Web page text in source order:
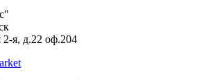
2-я, д.22 оф.204